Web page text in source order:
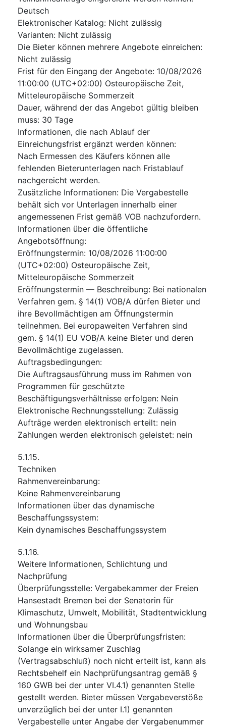
Deutsch
Elektronischer Katalog: Nicht zulässig
Varianten: Nicht zulässig
Die Bieter können mehrere Angebote einreichen:
Nicht zulässig
Frist für den Eingang der Angebote: 10/08/2026
11:00:00 (UTC+02:00) Osteuropäische Zeit,
Mitteleuropäische Sommerzeit
Dauer, während der das Angebot gültig bleiben
muss: 30 Tage
Informationen, die nach Ablauf der
Einreichungsfrist ergänzt werden können:
Nach Ermessen des Käufers können alle
fehlenden Bieterunterlagen nach Fristablauf
nachgereicht werden.
Zusätzliche Informationen: Die Vergabestelle
behält sich vor Unterlagen innerhalb einer
angemessenen Frist gemäß VOB nachzufordern.
Informationen über die öffentliche
Angebotsöffnung:
Eröffnungstermin: 10/08/2026 11:00:00
(UTC+02:00) Osteuropäische Zeit,
Mitteleuropäische Sommerzeit
Eröffnungstermin — Beschreibung: Bei nationalen
Verfahren gem. § 14(1) VOB/A dürfen Bieter und
ihre Bevollmächtigen am Öffnungstermin
teilnehmen. Bei europaweiten Verfahren sind
gem. § 14(1) EU VOB/A keine Bieter und deren
Bevollmächtige zugelassen.
Auftragsbedingungen:
Die Auftragsausführung muss im Rahmen von
Programmen für geschützte
Beschäftigungsverhältnisse erfolgen: Nein
Elektronische Rechnungsstellung: Zulässig
Aufträge werden elektronisch erteilt: nein
Zahlungen werden elektronisch geleistet: nein
5.1.15.
Techniken
Rahmenvereinbarung:
Keine Rahmenvereinbarung
Informationen über das dynamische
Beschaffungssystem:
Kein dynamisches Beschaffungssystem
5.1.16.
Weitere Informationen, Schlichtung und
Nachprüfung
Überprüfungsstelle: Vergabekammer der Freien
Hansestadt Bremen bei der Senatorin für
Klimaschutz, Umwelt, Mobilität, Stadtentwicklung
und Wohnungsbau
Informationen über die Überprüfungsfristen:
Solange ein wirksamer Zuschlag
(Vertragsabschluß) noch nicht erteilt ist, kann als
Rechtsbehelf ein Nachprüfungsantrag gemäß §
160 GWB bei der unter VI.4.1) genannten Stelle
gestellt werden. Bieter müssen Vergabeverstöße
unverzüglich bei der unter I.1) genannten
Vergabestelle unter Angabe der Vergabenummer